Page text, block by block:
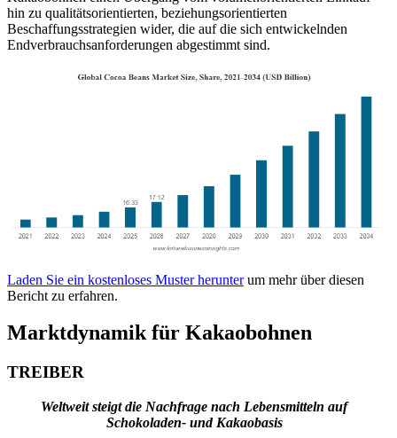
hin zu qualitätsorientierten, beziehungsorientierten
Beschaffungsstrategien wider, die auf die sich entwickelnden
Endverbrauchsanforderungen abgestimmt sind.
Laden Sie ein kostenloses Muster herunterum mehr über diesen
Bericht zu erfahren.
Marktdynamik für Kakaobohnen
TREIBER
Weltweit steigt die Nachfrage nach Lebensmitteln auf
Schokoladen- und Kakaobasis